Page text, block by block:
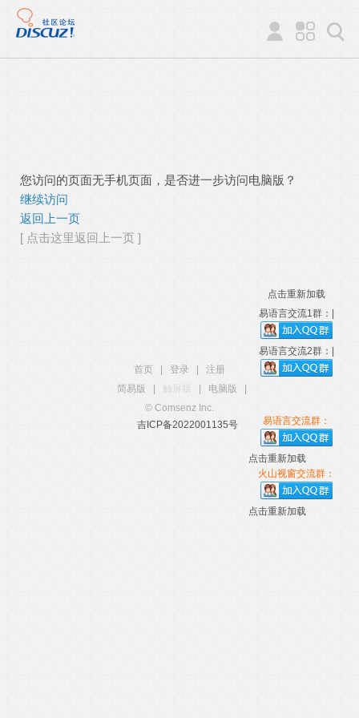
您访问的页面无手机页面，是否进一步访问电脑版？
继续访问
返回上一页
[ 点击这里返回上一页 ]
点击重新加载
易语言交流1群：|
易语言交流2群：|
易语言交流群：
点击重新加载
火山视窗交流群：
点击重新加载
首页 登录
注册
简易版
触屏版 电脑版
© Comsenz Inc.
吉ICP备2022001135号